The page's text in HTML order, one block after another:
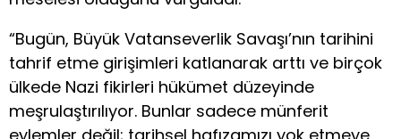
“Bugün, Büyük Vatanseverlik Savaşı’nın tarihini
tahrif etme girişimleri katlanarak arttı ve birçok
ülkede Nazi fikirleri hükümet düzeyinde
meşrulaştırılıyor. Bunlar sadece münferit